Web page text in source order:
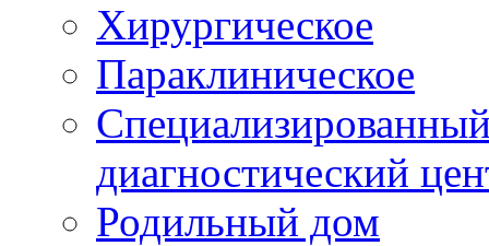
Хирургическое
Параклиническое
диагностический
Родильный дом